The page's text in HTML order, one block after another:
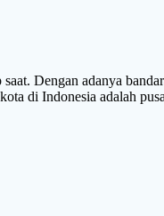
Dengan adanya
di Indonesia adalah